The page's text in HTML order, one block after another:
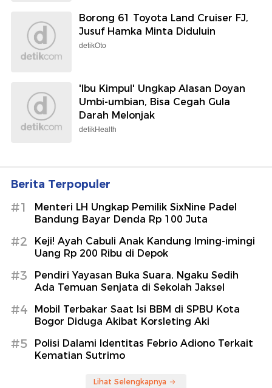
Borong 61 Toyota Land Cruiser FJ,
Jusuf Hamka Minta Diduluin
detikOto
'Ibu Kimpul' Ungkap Alasan Doyan
Umbi-umbian, Bisa Cegah Gula
Darah Melonjak
detikHealth
Berita Terpopuler
#1
Menteri LH Ungkap Pemilik SixNine Padel
Bandung Bayar Denda Rp 100 Juta
#2
Keji! Ayah Cabuli Anak Kandung Iming-imingi
Uang Rp 200 Ribu di Depok
#3
Pendiri Yayasan Buka Suara, Ngaku Sedih
Ada Temuan Senjata di Sekolah Jaksel
#4
Mobil Terbakar Saat Isi BBM di SPBU Kota
Bogor Diduga Akibat Korsleting Aki
#5
Polisi Dalami Identitas Febrio Adiono Terkait
Kematian Sutrimo
Lihat Selengkapnya